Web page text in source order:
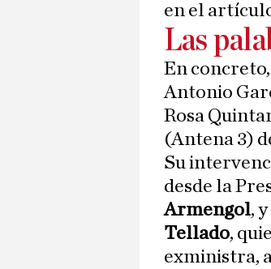
en el
Las
En
Antonio
Rosa
(Antena 3)
Su
desde la
Armengol,
Tellado,
exministra,